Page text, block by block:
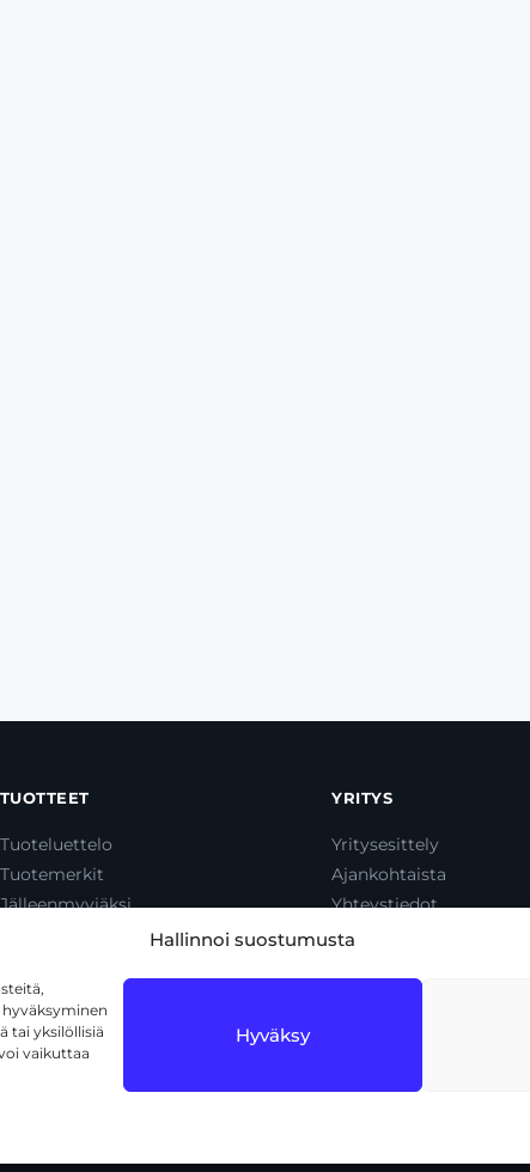
Hallinnoi suostumusta
tai yksilöllisiä
vaikuttaa
Hyväksy
TUOTTEET
Tuoteluettelo
Tuotemerkit
Jälleenmyyjäksi
YRITYS
Yritysesittely
Ajankohtaista
Yhteystiedot